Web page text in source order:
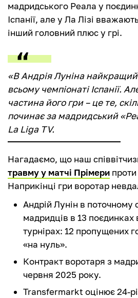
мадридського Реала у
Іспанії, але у Ла Лізі
інший головний плюс у грі.
«В Андрія Луніна найкращий
всьому чемпіонаті Іспанії.
частина його гри – це те,
починає за мадридський
La Liga TV.
Нагадаємо, що наш
травму у матчі Прімери
Наприкінці гри воротар
Андрій Лунін в поточному
мадридців в 13 поєдинках
турнірах: 12 пропущених
«на нуль».
Контракт воротаря з
червня 2025 року.
Transfermarkt оцінює 24-